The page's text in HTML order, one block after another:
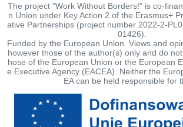
The project "Work Without Borders!" is co-
n Union under Key Action 2 of the Erasmus+
ative Partnerships (project number 2022-2-
01426).
Funded by the European Union. Views and
however those of the author(s) only and do
hose of the European Union or the European
e Executive Agency (EACEA). Neither the